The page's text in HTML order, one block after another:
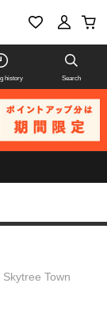
history Search
Skytree Town